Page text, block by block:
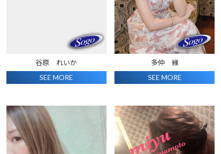
谷原 れいか
SEE MORE
多仲 縁
SEE MORE